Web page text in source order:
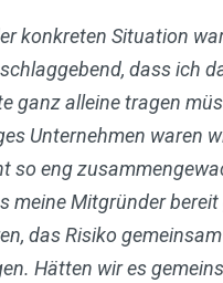
konkreten Situation
dass ich
ganz alleine tragen
Unternehmen waren
so eng
meine Mitgründer bereit
das Risiko
Hätten wir es